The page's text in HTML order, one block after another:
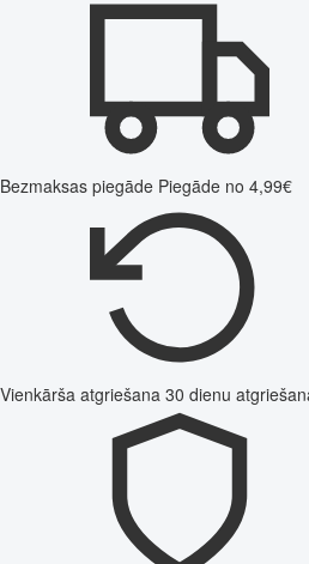
Bezmaksas piegāde Piegāde no 4,99€
Vienkārša atgriešana 30 dienu